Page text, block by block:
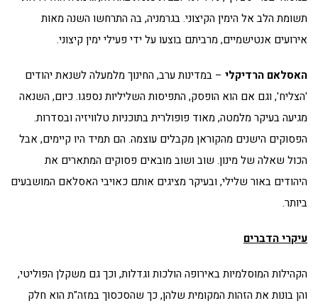
תשומת הלב אל הימין הקיצוני. בגרמניה, בה התרחשו השנה מאות
אירועים אנטישמיים, מרביתם בוצעו על ידי פעילי ימין קיצוני.
האסלאם הרדיקלי – במדינות ערב, החינוך מלמעלה לשנאת יהודים
'הצליח', וגם אם הוא הופסק, התפיסות השליליות נספגו. כיום, השנאה
מגיעה בעיקר מלמטה, מאוד פופולרית בתוכניות טלוויזיה ובסדרות.
הפסוקים הישנים מהקוראן מקבלים עוצמה. הם תמיד היו קיימים, אבל
הכול שאלה של מינון. שוב ושוב מובאים פסוקים המתארים את
היהודים באור שלילי, ובעיקר מציגים אותם כאויבי האסלאם המושבעים
ביותר.
עיקרי הדברים
הקהילות המוסלמיות באירופה הולכות וגדלות, וכך גם משקלן הפוליטי,
והן בונות את הזהות המקומית שלהן, כך שהסכסוך במזה"ת הוא חלק